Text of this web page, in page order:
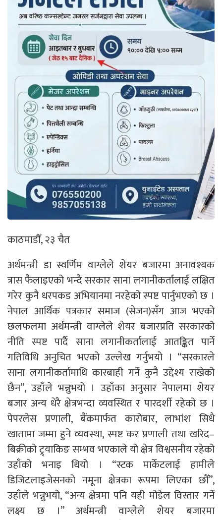
काठमाडौँ, २३ चैत
अर्थमन्त्री डा स्वर्णिम वाग्लेले शेयर बजारमा अनावश्यक
त्रास फैलाइएको भन्दै सरकार साना लगानीकर्तालाई लक्षित
गरेर कुनै धरपकड अभियानमा नरहेको स्पष्ट पार्नुभएको छ ।
नेपाल आर्थिक पत्रकार समाज (सेजन)सँग आज भएको
छलफलमा अर्थमन्त्री वाग्लेले शेयर बजारप्रति सरकारको
नीति स्पष्ट पार्दै साना लगानीकर्तालाई आतङ्कित पार्ने
गतिविधि अनुचित भएको उल्लेख गर्नुभयो । “सरकारले
साना लगानीकर्तामाथि कारबाही गर्ने कुनै उद्देश्य राखेको
छैन”, उहाँले भन्नुभयो । उहाँका अनुसार नेपालमा शेयर
बजार अन्य धेरै क्षेत्रभन्दा व्यवस्थित र पारदर्शी रहेको छ ।
पेपरलेस प्रणाली, बैंकमार्फत कारोबार, लाभांश सिधै
खातामा जम्मा हुने व्यवस्था, स्पष्ट कर प्रणाली तथा खरिद–
बिक्रीको ट्र्याकिङ सम्भव भएकाले यो क्षेत्र विश्वसनीय रहेको
उहाँको भनाइ थियो । “स्टक मार्केटलाई हामीले
डिजिटलाइजेसनको नमूना क्षेत्रका रूपमा लिएका छौँ”,
उहाँले भन्नुभयो, “अन्य क्षेत्रमा पनि यही मोडेल विस्तार गर्ने
लक्ष्य छ ।” अर्थमन्त्री वाग्लेले शेयर बजारमा